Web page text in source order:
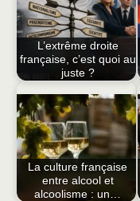
L’extrême droite
française, c’est quoi au
juste ?
La culture française
entre alcool et
alcoolisme : un…